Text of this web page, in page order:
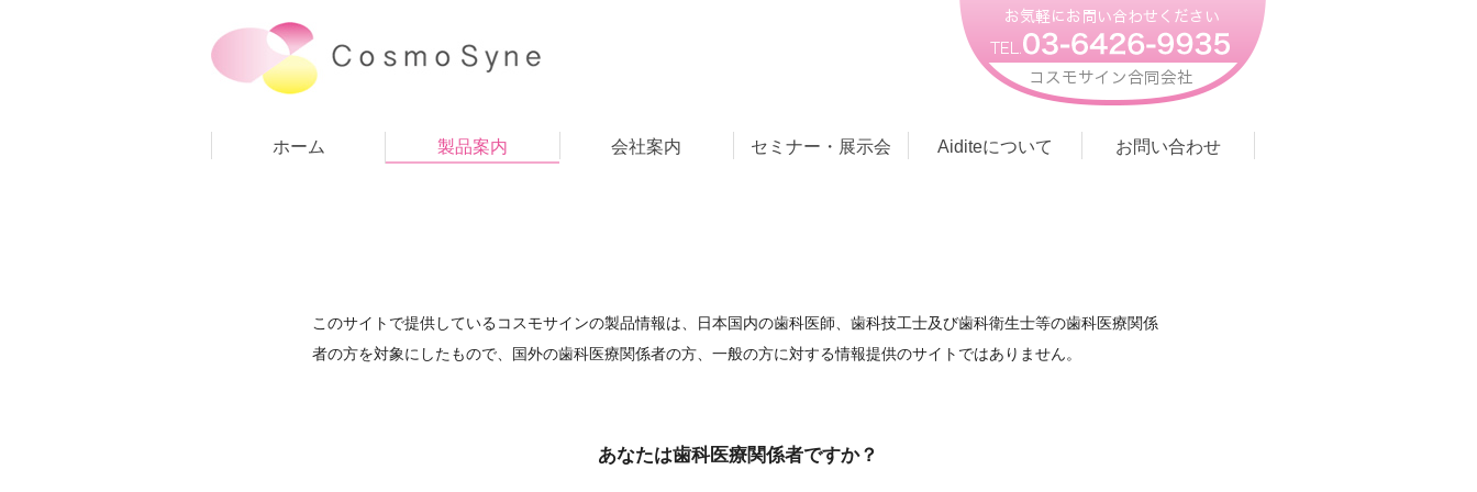
このサイトで提供しているコスモサインの製品情報は、日本国内の歯科医師、歯科技工士及び歯科衛生士等の歯科医療関係
者の方を対象にしたもので、国外の歯科医療関係者の方、一般の方に対する情報提供のサイトではありません。
あなたは歯科医療関係者ですか？
ホーム 製品案内 会社案内 セミナー・展示会 Aiditeについて お問い合わせ